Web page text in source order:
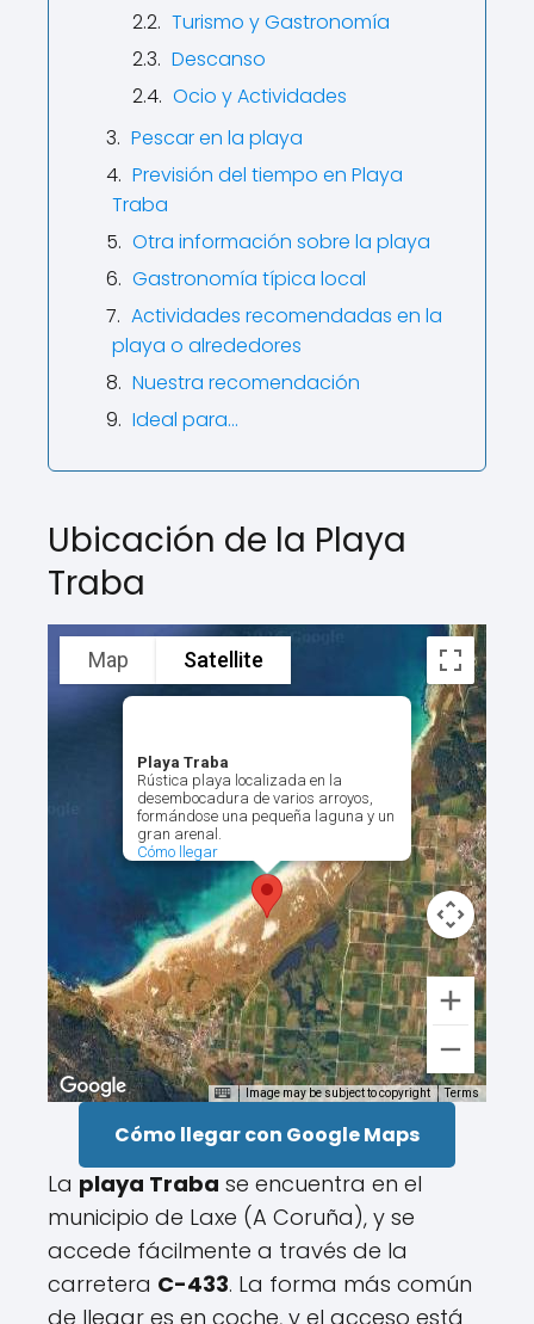
Turismo y Gastronomía
Descanso
Ocio y Actividades
Pescar en la playa
Previsión del tiempo en Playa
Traba
Otra información sobre la playa
Gastronomía típica local
Actividades recomendadas en la
playa o alrededores
Nuestra recomendación
Ideal para…
Ubicación de la Playa
Traba
Playa Traba
Rústica playa localizada en la
desembocadura de varios arroyos,
formándose una pequeña laguna y un
gran arenal.
Cómo llegar
Map Satellite
Image may be subject to copyright Terms
Cómo llegar con Google Maps
La playa Traba se encuentra en el
municipio de Laxe (A Coruña), y se
accede fácilmente a través de la
carretera C-433. La forma más común
de llegar es en coche, y el acceso está